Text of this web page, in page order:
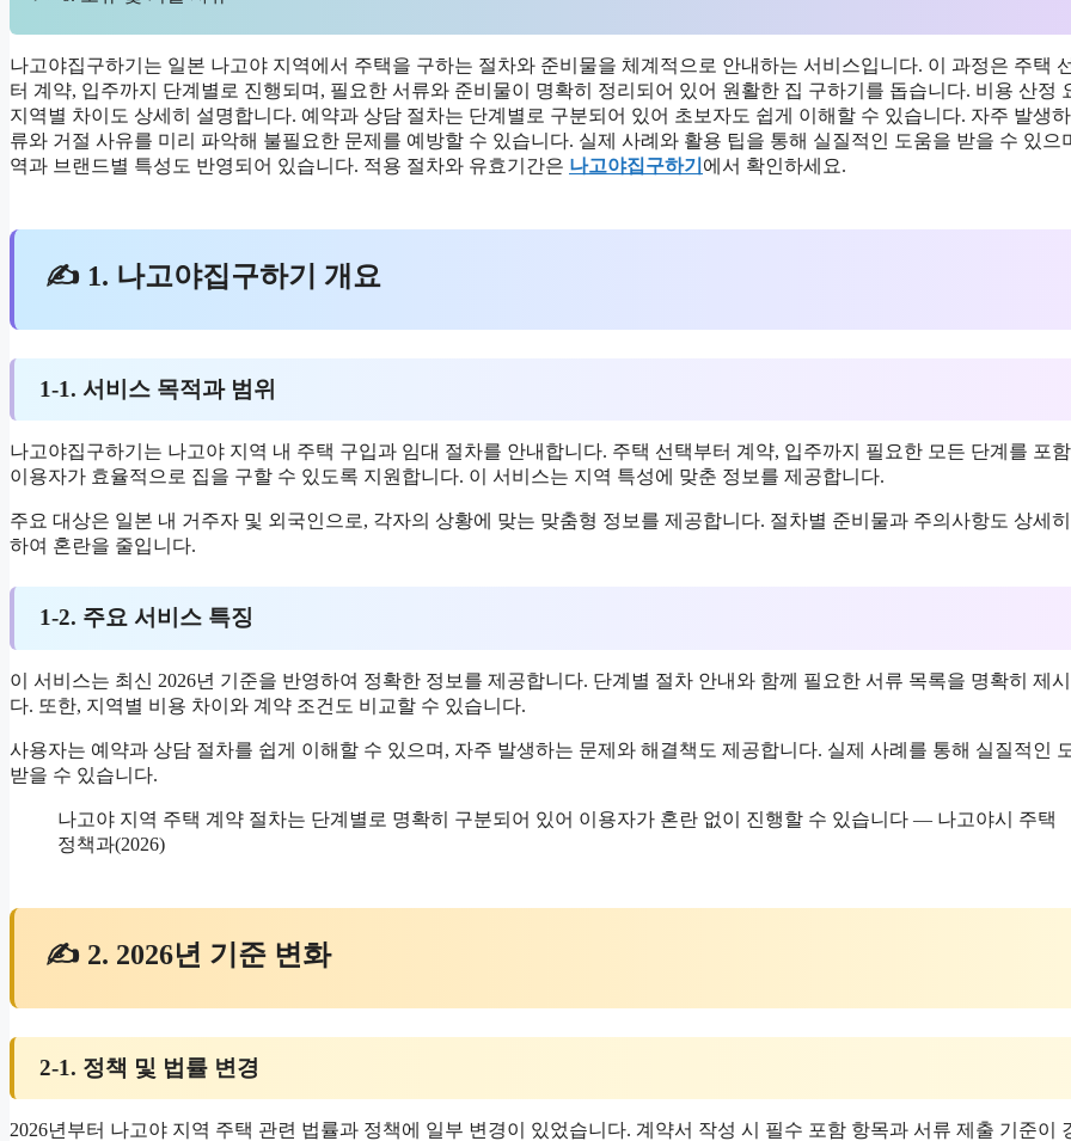
나고야집구하기는 일본 나고야 지역에서 주택을 구하는 절차와 준비물을 체계적으로 안내하는 서비스입니다. 이 과정은 주택
터 계약, 입주까지 단계별로 진행되며, 필요한 서류와 준비물이 명확히 정리되어 있어 원활한 집 구하기를 돕습니다. 비용 산정
지역별 차이도 상세히 설명합니다. 예약과 상담 절차는 단계별로 구분되어 있어 초보자도 쉽게 이해할 수 있습니다. 자주 발생
류와 거절 사유를 미리 파악해 불필요한 문제를 예방할 수 있습니다. 실제 사례와 활용 팁을 통해 실질적인 도움을 받을 수 있으
역과 브랜드별 특성도 반영되어 있습니다. 적용 절차와 유효기간은 나고야집구하기 에서 확인하세요.
✍ 1. 나고야집구하기 개요
1-1. 서비스 목적과 범위
나고야집구하기는 나고야 지역 내 주택 구입과 임대 절차를 안내합니다. 주택 선택부터 계약, 입주까지 필요한 모든 단계를 포
이용자가 효율적으로 집을 구할 수 있도록 지원합니다. 이 서비스는 지역 특성에 맞춘 정보를 제공합니다.
주요 대상은 일본 내 거주자 및 외국인으로, 각자의 상황에 맞는 맞춤형 정보를 제공합니다. 절차별 준비물과 주의사항도 상세
하여 혼란을 줄입니다.
1-2. 주요 서비스 특징
이 서비스는 최신 2026년 기준을 반영하여 정확한 정보를 제공합니다. 단계별 절차 안내와 함께 필요한 서류 목록을 명확히 제시
다. 또한, 지역별 비용 차이와 계약 조건도 비교할 수 있습니다.
사용자는 예약과 상담 절차를 쉽게 이해할 수 있으며, 자주 발생하는 문제와 해결책도 제공합니다. 실제 사례를 통해 실질적인
받을 수 있습니다.
나고야 지역 주택 계약 절차는 단계별로 명확히 구분되어 있어 이용자가 혼란 없이 진행할 수 있습니다 — 나고야시 주택
정책과(2026)
✍ 2. 2026년 기준 변화
2-1. 정책 및 법률 변경
2026년부터 나고야 지역 주택 관련 법률과 정책에 일부 변경이 있었습니다. 계약서 작성 시 필수 포함 항목과 서류 제출 기준이